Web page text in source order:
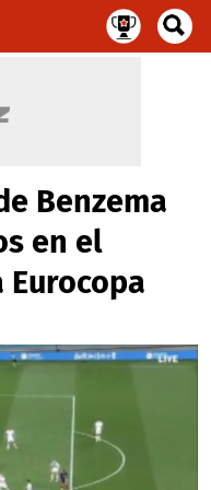
Benzema
en el
Eurocopa